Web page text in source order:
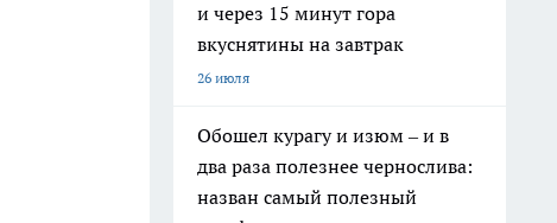
и через 15 минут гора
вкуснятины на завтрак
26 июля
Обошел курагу и изюм – и в
два раза полезнее чернослива:
назван самый полезный